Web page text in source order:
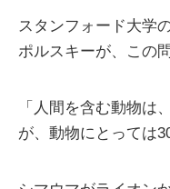
スタンフォード大学
ポルスキーが、この
「人間を含む動物は
が、動物にとっては